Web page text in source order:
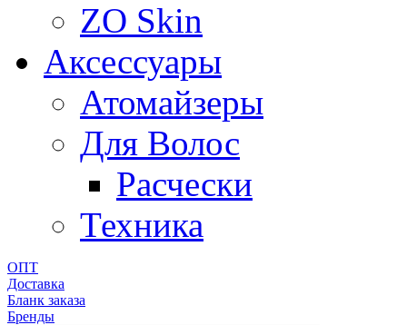
ZO Skin
Aксессуары
Атомайзеры
Для Волос
Расчески
Техника
ОПТ
Доставка
Бланк заказа
Бренды